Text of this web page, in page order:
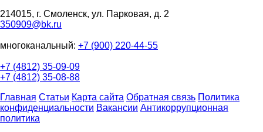
214015, г. Смоленск, ул. Парковая, д. 2
350909@bk.ru
многоканальный: +7 (900) 220-44-55
+7 (4812) 35-09-09
+7 (4812) 35-08-88
Главная Статьи Карта сайта Обратная связь Политика
конфиденциальности Вакансии Антикоррупционная
политика